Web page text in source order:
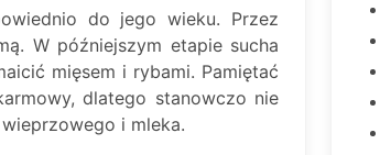
do jego wieku. Przez
W późniejszym etapie sucha
mięsem i rybami. Pamiętać
dlatego stanowczo nie
i mleka.